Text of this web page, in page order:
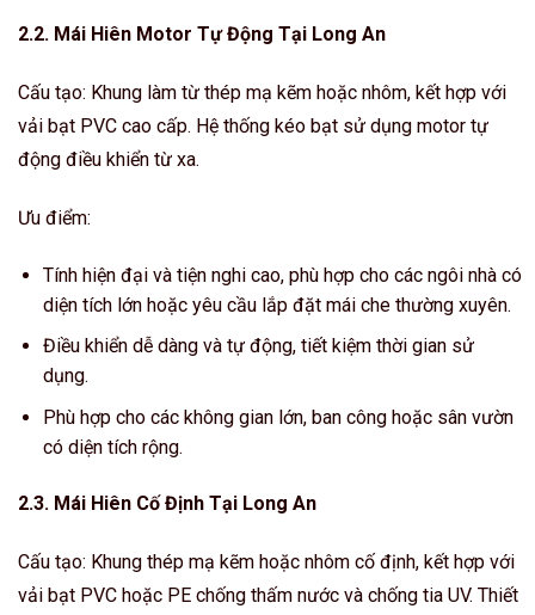
2.2. Mái Hiên Motor Tự Động Tại Long An
Cấu tạo: Khung làm từ thép mạ kẽm hoặc nhôm, kết hợp với
vải bạt PVC cao cấp. Hệ thống kéo bạt sử dụng motor tự
động điều khiển từ xa.
Ưu điểm:
Tính hiện đại và tiện nghi cao, phù hợp cho các ngôi nhà có
diện tích lớn hoặc yêu cầu lắp đặt mái che thường xuyên.
Điều khiển dễ dàng và tự động, tiết kiệm thời gian sử
dụng.
Phù hợp cho các không gian lớn, ban công hoặc sân vườn
có diện tích rộng.
2.3. Mái Hiên Cố Định Tại Long An
Cấu tạo: Khung thép mạ kẽm hoặc nhôm cố định, kết hợp với
vải bạt PVC hoặc PE chống thấm nước và chống tia UV. Thiết